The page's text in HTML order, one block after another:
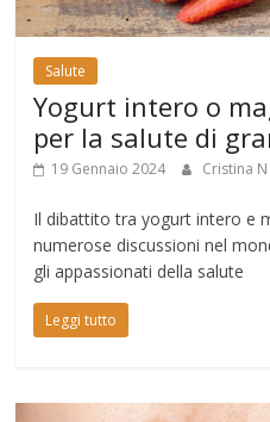
Salute
Yogurt intero o
per la salute di
19 Gennaio 2024 Cristina N
Il dibattito tra yogurt intero e
numerose discussioni nel
gli appassionati della salute
Leggi tutto